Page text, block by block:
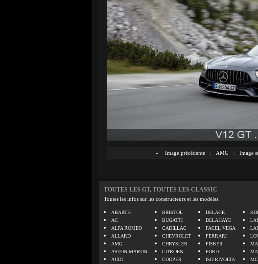
« Image précédente | AMG | Image
TOUTES LES GT, TOUTES LES CLASSIC
Toutes les infos sur les constructeurs et les modèles.
ABARTH
AC
ALFA ROMEO
ALLARD
AMG
ASTON MARTIN
AUDI
BRISTOL
BUGATTI
CADILLAC
CHEVROLET
CHRYSLER
CITROEN
COOPER
DELAGE
DELAHAYE
FACEL VEGA
FERRARI
FISKER
FORD
ISO RIVOLTA